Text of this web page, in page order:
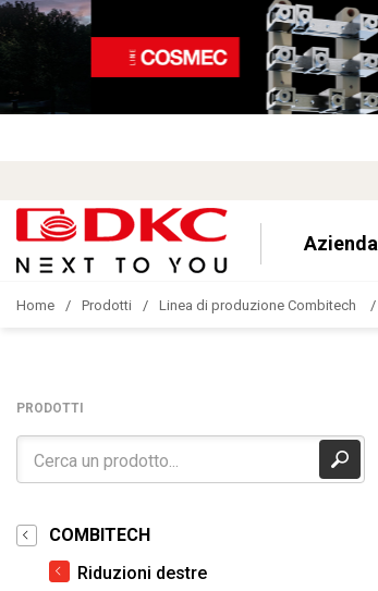
Azienda
Home Prodotti Linea di produzione Combitech
PRODOTTI
COMBITECH
Riduzioni destre